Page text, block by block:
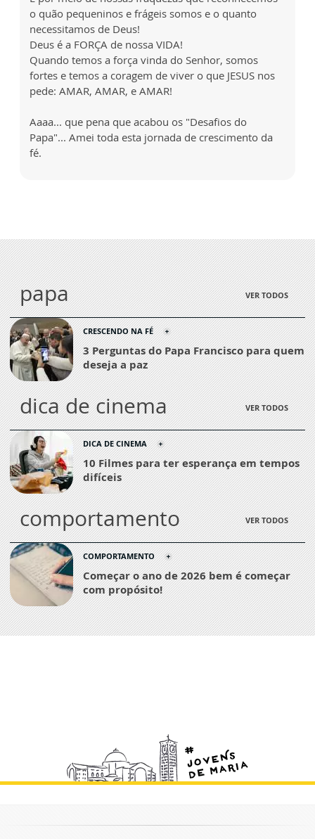
o quão pequeninos e frágeis somos e o quanto
necessitamos de Deus!
Deus é a FORÇA de nossa VIDA!
Quando temos a força vinda do Senhor, somos
fortes e temos a coragem de viver o que JESUS nos
pede: AMAR, AMAR, e AMAR!
Aaaa... que pena que acabou os "Desafios do
Papa"... Amei toda esta jornada de crescimento da
fé.
papa VER TODOS
CRESCENDO NA FÉ
3 Perguntas do Papa Francisco para quem
deseja a paz
dica de cinema VER TODOS
DICA DE CINEMA
10 Filmes para ter esperança em tempos
difíceis
comportamento VER TODOS
COMPORTAMENTO
Começar o ano de 2026 bem é começar
com propósito!